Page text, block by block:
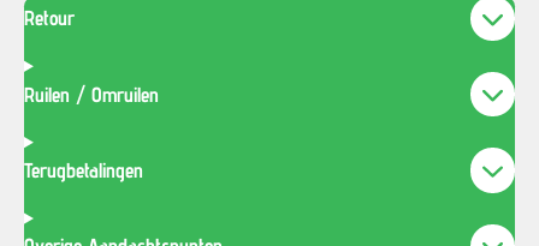
Retour
Ruilen / Omruilen
Terugbetalingen